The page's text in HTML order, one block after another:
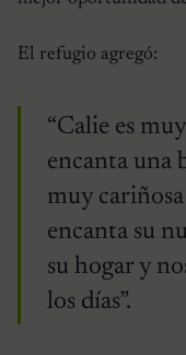
El refugio agregó:
“Calie es
encanta una
muy
encanta su
su hogar y
los días”.